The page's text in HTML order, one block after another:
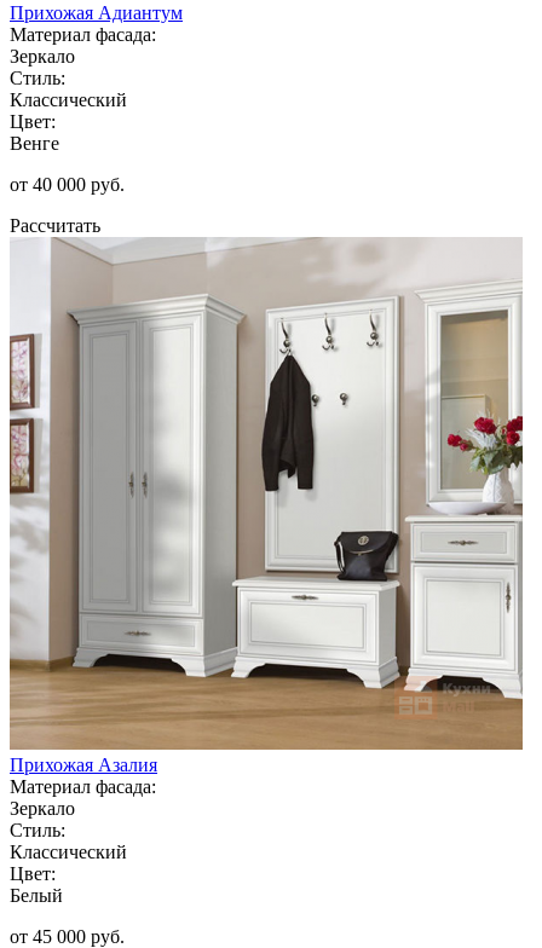
Прихожая Адиантум
Материал фасада:
Зеркало
Стиль:
Классический
Цвет:
Венге
от 40 000 руб.
Рассчитать
Прихожая Азалия
Материал фасада:
Зеркало
Стиль:
Классический
Цвет:
Белый
от 45 000 руб.